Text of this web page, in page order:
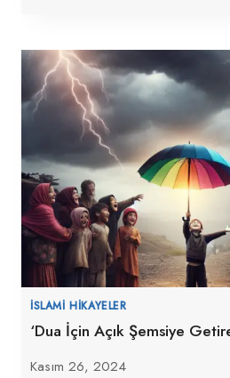
İSLAMI HIKAYELER
‘Dua İçin Açık Şemsiye
Kasım 26, 2024